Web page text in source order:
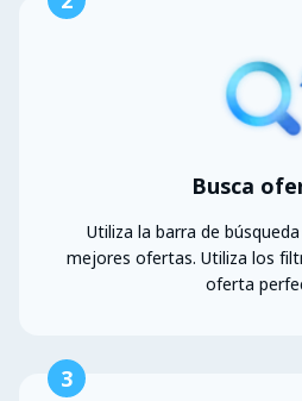
Busca
Utiliza la barra de
mejores ofertas. Utiliza los
oferta
3